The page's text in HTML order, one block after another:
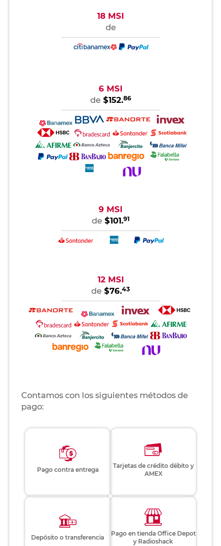
18 MSI
de
6 MSI
de $152.86
9 MSI
de $101.91
12 MSI
de $76.43
Contamos con los siguientes métodos de
pago:
Pago contra entrega
Tarjetas de crédito débito y
AMEX
Depósito o transferencia
Pago en tienda Office Depot
y Radioshack